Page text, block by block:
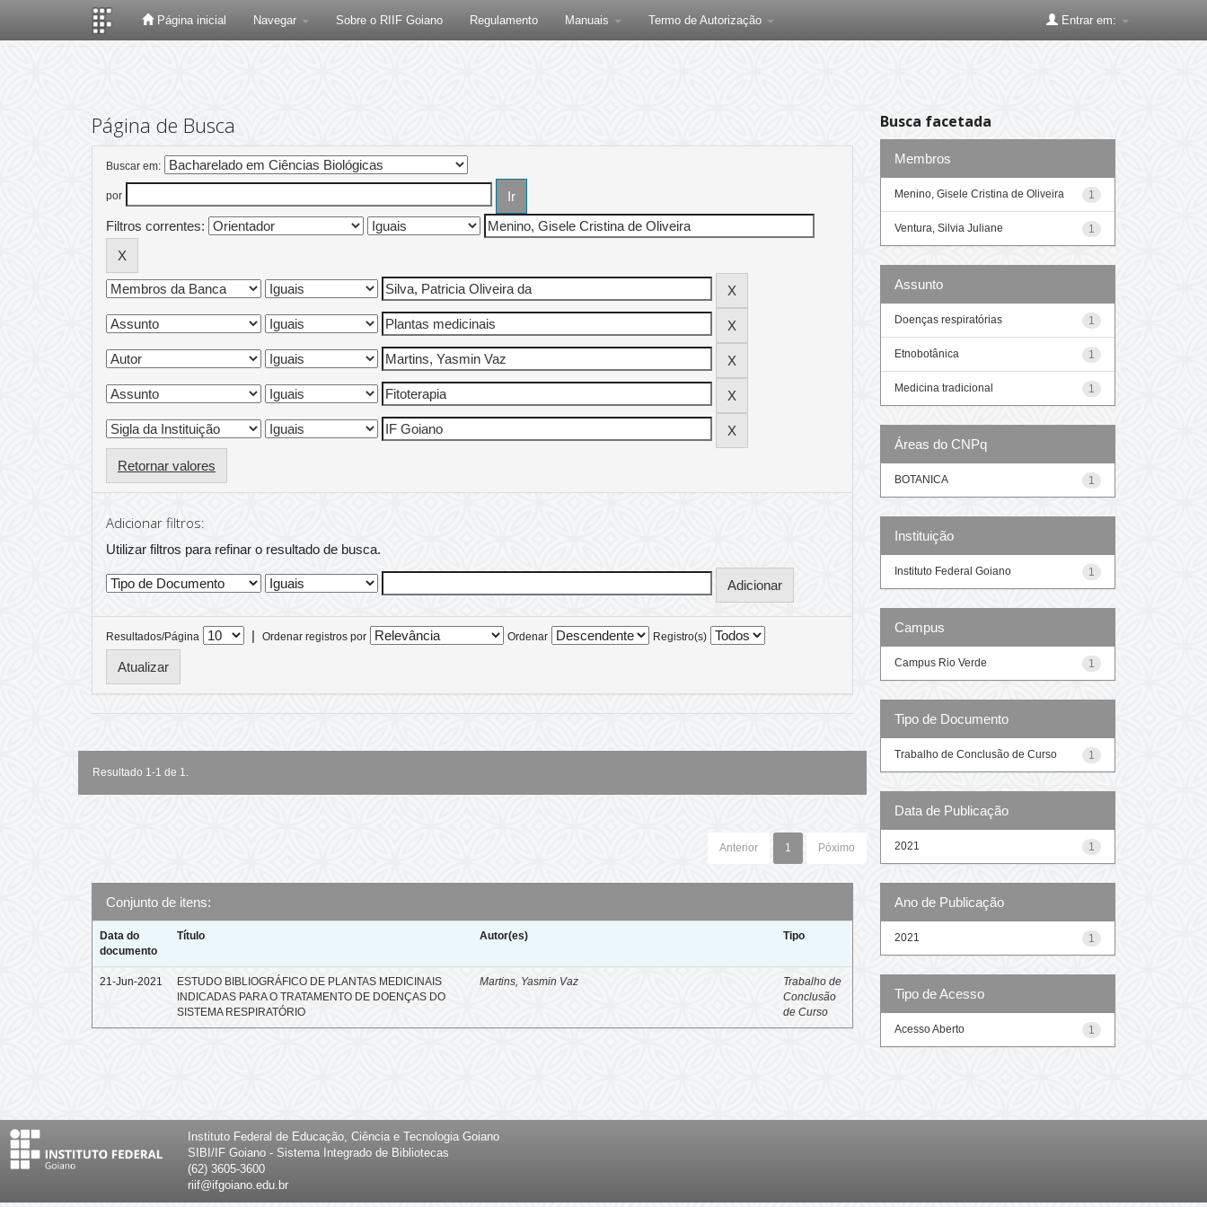
Página inicial Navegar Sobre o RIIF Goiano Regulamento Manuais Termo de Autorização Entrar em:
Página de Busca
Buscar em:
por
Filtros correntes:
Retornar valores
Adicionar filtros:
Utilizar filtros para refinar o resultado de busca.
Resultados/Página | Ordenar registros por Ordenar Registro(s)
Resultado 1-1 de 1.
Anterior 1 Póximo
Conjunto de itens:
Data do
documento
Título Autor(es) Tipo
21-Jun-2021
ESTUDO BIBLIOGRÁFICO DE PLANTAS MEDICINAIS
INDICADAS PARA O TRATAMENTO DE DOENÇAS DO
SISTEMA RESPIRATÓRIO
Martins, Yasmin Vaz
Trabalho de
Conclusão
de Curso
Busca facetada
Membros
1
Menino, Gisele Cristina de Oliveira
1
Ventura, Silvia Juliane
Assunto
1
Doenças respiratórias
1
Etnobotânica
1
Medicina tradicional
Áreas do CNPq
1
BOTANICA
Instituição
1
Instituto Federal Goiano
Campus
1
Campus Rio Verde
Tipo de Documento
1
Trabalho de Conclusão de Curso
Data de Publicação
1
2021
Ano de Publicação
1
2021
Tipo de Acesso
1
Acesso Aberto
Instituto Federal de Educação, Ciência e Tecnologia Goiano
SIBI/IF Goiano - Sistema Integrado de Bibliotecas
(62) 3605-3600
riif@ifgoiano.edu.br